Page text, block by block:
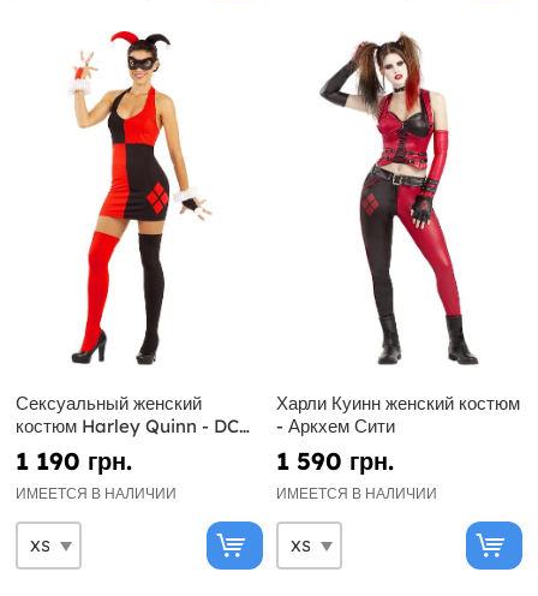
Сексуальный женский
костюм Harley Quinn - DC
Comics
1 190 грн.
ИМЕЕТСЯ В НАЛИЧИИ
Харли Куинн женский костюм
- Аркхем Сити
1 590 грн.
ИМЕЕТСЯ В НАЛИЧИИ